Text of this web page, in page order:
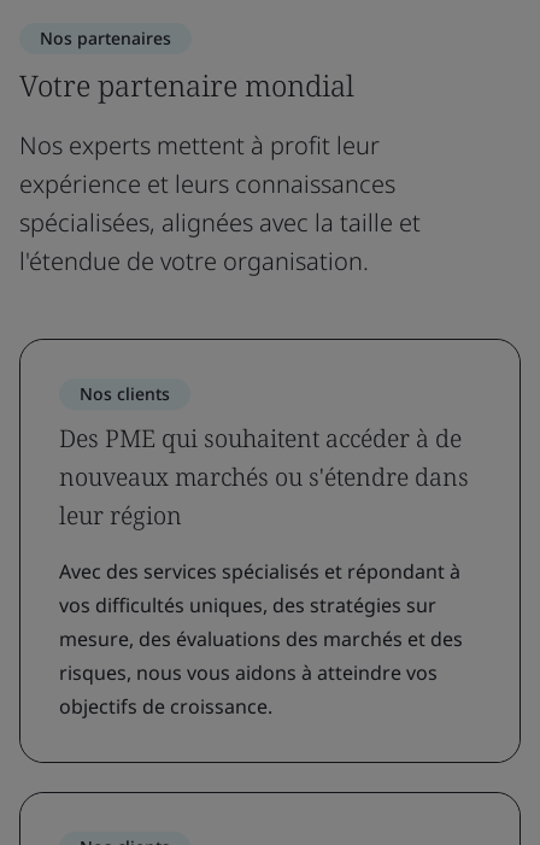
Nos partenaires
Votre partenaire mondial
Nos experts mettent à profit leur
expérience et leurs connaissances
spécialisées, alignées avec la taille et
l'étendue de votre organisation.
Nos clients
Des PME qui souhaitent accéder à de
nouveaux marchés ou s'étendre dans
leur région
Avec des services spécialisés et répondant à
vos difficultés uniques, des stratégies sur
mesure, des évaluations des marchés et des
risques, nous vous aidons à atteindre vos
objectifs de croissance.